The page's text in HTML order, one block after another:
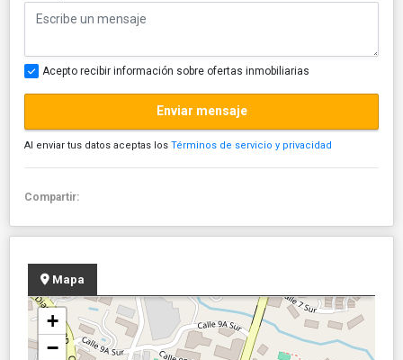
Acepto recibir información sobre ofertas inmobiliarias
Enviar mensaje
Al enviar tus datos aceptas los Términos de servicio y privacidad
Compartir:
Mapa
+
−